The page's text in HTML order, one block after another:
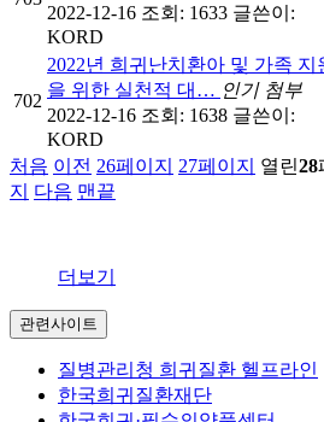
2022-12-16 조회: 1633 글쓴이:
KORD
702
2022년 희귀난치환아 및 가족 지
을 위한 실천적 대… 인기 첨부
2022-12-16 조회: 1638 글쓴이:
KORD
처음 이전 26페이지 27페이지 열린28
지
다음 맨끝
더보기
관련사이트
질병관리청 희귀질환 헬프라인
한국희귀질환재단